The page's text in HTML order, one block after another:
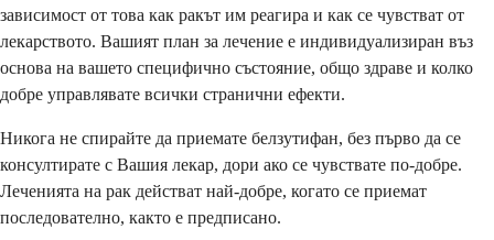
зависимост от това как ракът им реагира и как се чувстват от
лекарството. Вашият план за лечение е индивидуализиран въз
основа на вашето специфично състояние, общо здраве и колко
добре управлявате всички странични ефекти.
Никога не спирайте да приемате белзутифан, без първо да се
консултирате с Вашия лекар, дори ако се чувствате по-добре.
Леченията на рак действат най-добре, когато се приемат
последователно, както е предписано.